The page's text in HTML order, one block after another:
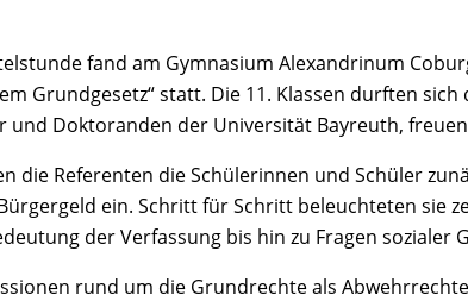
fand am Gymnasium Alexandrinum
Grundgesetz“ statt. Die 11. Klassen durften sich
Doktoranden der Universität Bayreuth,
die Referenten die Schülerinnen und Schüler
ein. Schritt für Schritt beleuchteten sie
der Verfassung bis hin zu Fragen sozialer
rund um die Grundrechte als